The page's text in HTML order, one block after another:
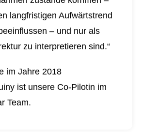
langfristigen Aufwärtstrend
– und nur als
zu interpretieren sind.“
im Jahre 2018
ist unsere Co-Pilotin im
Team.